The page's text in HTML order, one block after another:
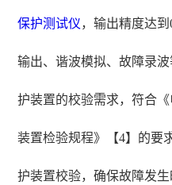
保护测试仪，输出精度达
输出、谐波模拟、故障录
护装置的校验需求，符合
装置检验规程》【4】的要
护装置校验，确保故障发